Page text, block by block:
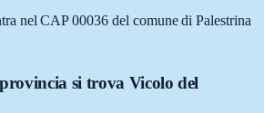
nel CAP 00036 del comune di Palestrina
si trova Vicolo del